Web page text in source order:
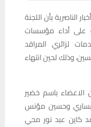
الناصرية بأن اللجنة
على أداء مؤسسات
لزائري المراقد
وذلك لحين انتهاء
باسم خضير
وحسين مؤنس
كاين عبد نور محي